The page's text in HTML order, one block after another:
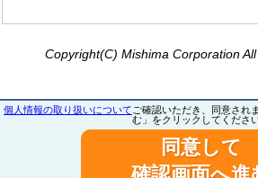
Copyright(C) Mishima Corporation
個人情報の取り扱いについて ご確認いただき、同意され
む」をクリックしてください
同意して
確認画面へ進